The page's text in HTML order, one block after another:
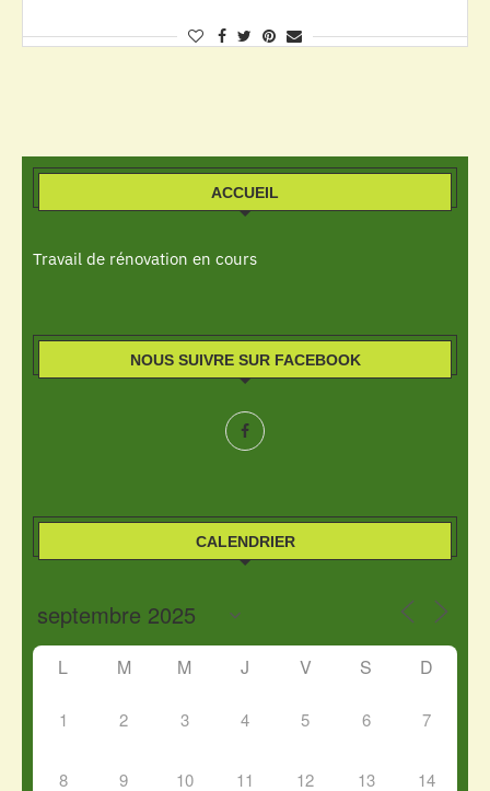
ACCUEIL
Travail de rénovation en cours
NOUS SUIVRE SUR FACEBOOK
CALENDRIER
L M M J V S D
1 2 3 4 5 6 7
8 9 10 11 12 13 14